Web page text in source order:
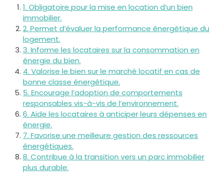
1. Obligatoire pour la mise en location d’un bien
immobilier.
2. Permet d’évaluer la performance énergétique du
logement.
3. Informe les locataires sur la consommation en
énergie du bien.
4. Valorise le bien sur le marché locatif en cas de
bonne classe énergétique.
5. Encourage l’adoption de comportements
responsables vis-à-vis de l’environnement.
6. Aide les locataires à anticiper leurs dépenses en
énergie.
7. Favorise une meilleure gestion des ressources
énergétiques.
8. Contribue à la transition vers un parc immobilier
plus durable.